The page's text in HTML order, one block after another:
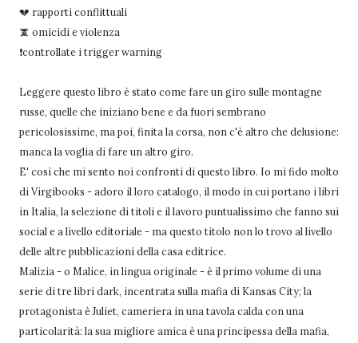
💔 rapporti conflittuali
🕱 omicidi e violenza
❗controllate i trigger warning
Leggere questo libro è stato come fare un giro sulle montagne
russe, quelle che iniziano bene e da fuori sembrano
pericolosissime, ma poi, finita la corsa, non c'è altro che delusione:
manca la voglia di fare un altro giro.
E' così che mi sento noi confronti di questo libro. Io mi fido molto
di Virgibooks - adoro il loro catalogo, il modo in cui portano i libri
in Italia, la selezione di titoli e il lavoro puntualissimo che fanno sui
social e a livello editoriale - ma questo titolo non lo trovo al livello
delle altre pubblicazioni della casa editrice.
Malizia - o Malice, in lingua originale - è il primo volume di una
serie di tre libri dark, incentrata sulla mafia di Kansas City; la
protagonista è Juliet, cameriera in una tavola calda con una
particolarità: la sua migliore amica è una principessa della mafia,